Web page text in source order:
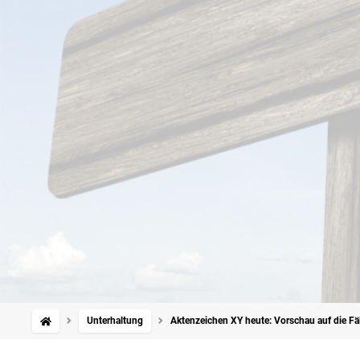
Unterhaltung Aktenzeichen XY heute: Vorschau auf die